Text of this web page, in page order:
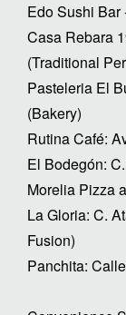
Edo Sushi
Casa Rebara
(Traditional
Pasteleria El
(Bakery)
Rutina Café:
El Bodegón:
Morelia Pizza
La Gloria: C.
Fusion)
Panchita: